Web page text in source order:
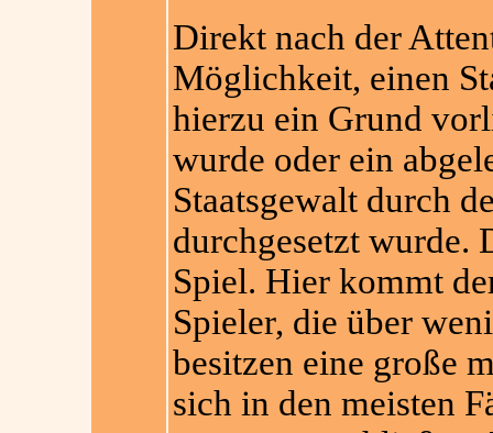
Direkt nach der
Möglichkeit, einen
hierzu ein Grund
wurde oder ein
Staatsgewalt durch
durchgesetzt wurde.
Spiel. Hier kommt
Spieler, die über
besitzen eine große
sich in den meisten